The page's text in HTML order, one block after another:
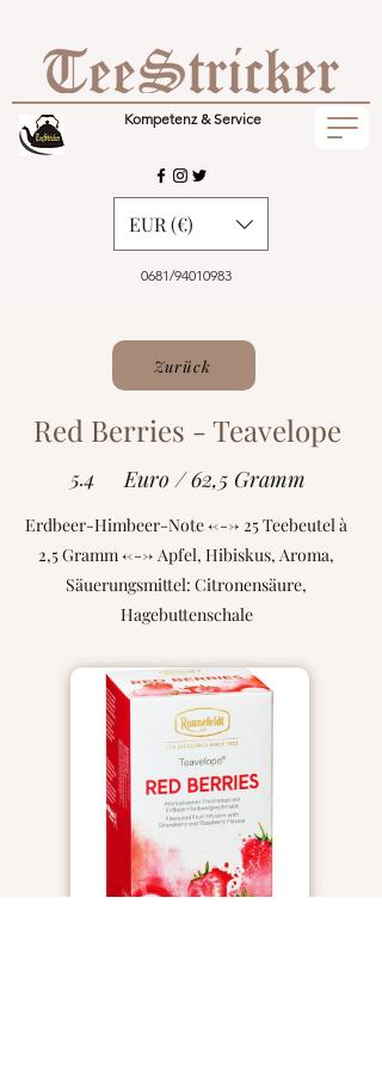
Kompetenz & Service
0681/94010983
EUR (€)
Zurück
Red Berries - Teavelope
5.4 Euro / 62,5 Gramm
Erdbeer-Himbeer-Note <---> 25 Teebeutel à
2,5 Gramm <---> Apfel, Hibiskus, Aroma,
Säuerungsmittel: Citronensäure,
Hagebuttenschale